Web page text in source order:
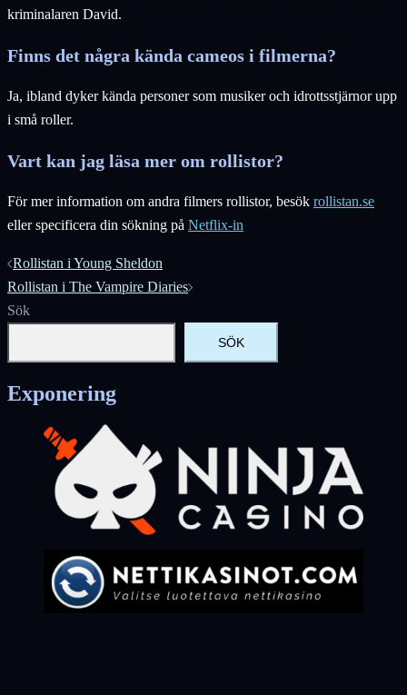
kriminalaren David.
Finns det några kända cameos i filmerna?
Ja, ibland dyker kända personer som musiker och idrottsstjärnor upp
i små roller.
Vart kan jag läsa mer om rollistor?
För mer information om andra filmers rollistor, besök rollistan.se
eller specificera din sökning på Netflix-in
Inläggsnavigering
Rollistan i Young Sheldon
Rollistan i The Vampire Diaries
Sök
SÖK
Exponering